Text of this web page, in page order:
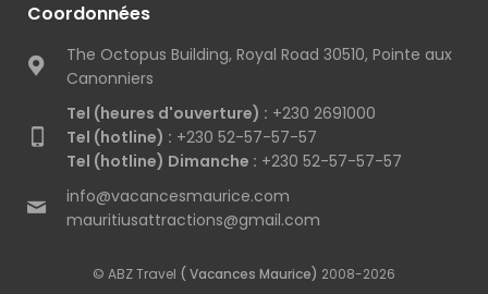
Coordonnées
The Octopus Building, Royal Road 30510, Pointe aux
Canonniers
Tel (heures d'ouverture) : +230 2691000
Tel (hotline) : +230 52-57-57-57
Tel (hotline) Dimanche : +230 52-57-57-57
info@vacancesmaurice.com
mauritiusattractions@gmail.com
© ABZ Travel ( Vacances Maurice) 2008-2026